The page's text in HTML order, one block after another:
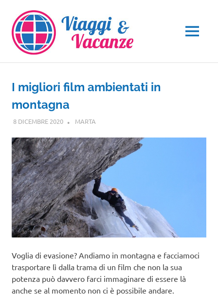
contenuto
MENU
I migliori film ambientati in
montagna
8 DICEMBRE 2020 MARTA
Voglia di evasione? Andiamo in montagna e facciamoci
trasportare lì dalla trama di un film che non la sua
potenza può davvero farci immaginare di essere là
anche se al momento non ci è possibile andare.